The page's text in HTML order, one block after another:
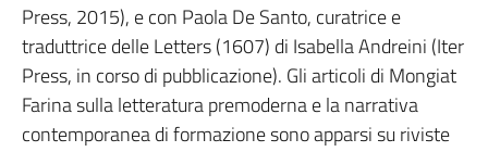
Press, 2015), e con Paola De Santo, curatrice e
traduttrice delle Letters (1607) di Isabella Andreini (Iter
Press, in corso di pubblicazione). Gli articoli di Mongiat
Farina sulla letteratura premoderna e la narrativa
contemporanea di formazione sono apparsi su riviste